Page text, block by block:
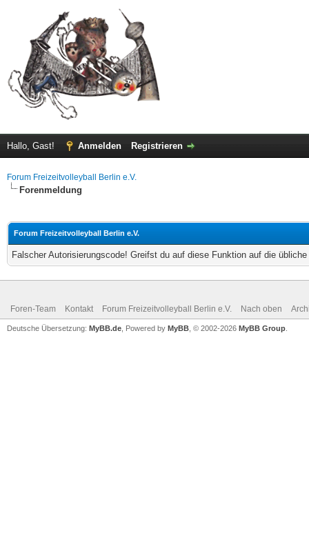
Hallo, Gast! Anmelden Registrieren
Forum Freizeitvolleyball Berlin e.V.
Forenmeldung
Forum Freizeitvolleyball Berlin e.V.
Falscher Autorisierungscode! Greifst du auf diese Funktion auf die
Foren-Team Kontakt Forum Freizeitvolleyball Berlin e.V. Nach oben
Deutsche Übersetzung: MyBB.de , Powered by MyBB , © 2002-2026 MyBB Group